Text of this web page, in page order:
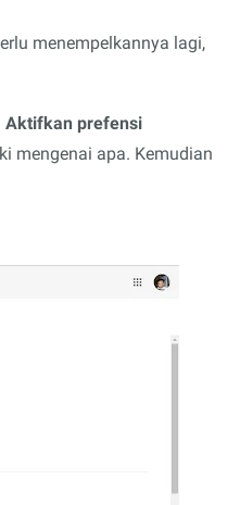
menempelkannya lagi,
Aktifkan prefensi
mengenai apa. Kemudian